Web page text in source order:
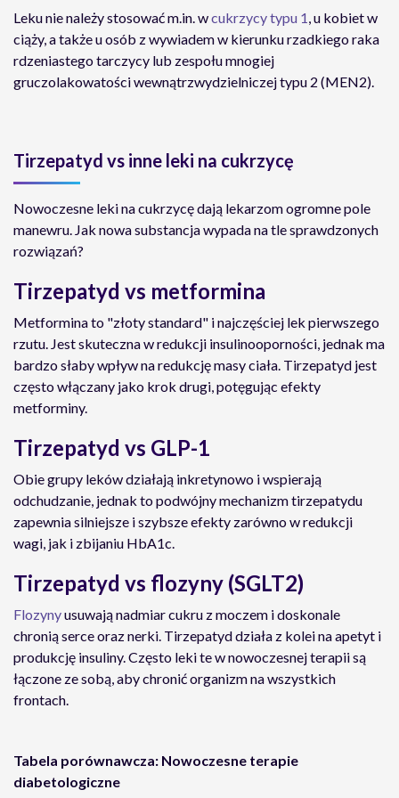
Leku nie należy stosować m.in. wcukrzycy typu 1, u kobiet w
ciąży, a także u osób z wywiadem w kierunku rzadkiego raka
rdzeniastego tarczycy lub zespołu mnogiej
gruczolakowatości wewnątrzwydzielniczej typu 2 (MEN2).
Tirzepatyd vs inne leki na cukrzycę
Nowoczesne leki na cukrzycę dają lekarzom ogromne pole
manewru. Jak nowa substancja wypada na tle sprawdzonych
rozwiązań?
Tirzepatyd vs metformina
Metformina to "złoty standard" i najczęściej lek pierwszego
rzutu. Jest skuteczna w redukcji insulinooporności, jednak ma
bardzo słaby wpływ na redukcję masy ciała. Tirzepatyd jest
często włączany jako krok drugi, potęgując efekty
metforminy.
Tirzepatyd vs GLP-1
Obie grupy leków działają inkretynowo i wspierają
odchudzanie, jednak to podwójny mechanizm tirzepatydu
zapewnia silniejsze i szybsze efekty zarówno w redukcji
wagi, jak i zbijaniu HbA1c.
Tirzepatyd vs flozyny (SGLT2)
Flozynyusuwają nadmiar cukru z moczem i doskonale
chronią serce oraz nerki. Tirzepatyd działa z kolei na apetyt i
produkcję insuliny. Często leki te w nowoczesnej terapii są
łączone ze sobą, aby chronić organizm na wszystkich
frontach.
Tabela porównawcza: Nowoczesne terapie
diabetologiczne